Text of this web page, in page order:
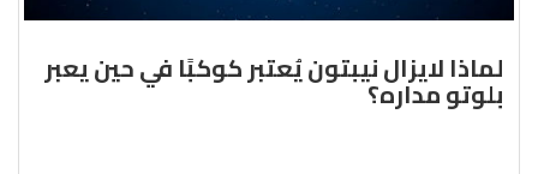
لماذا لايزال نيبتون يُعتبر كوكبًا في حين يعبر
بلوتو مداره؟